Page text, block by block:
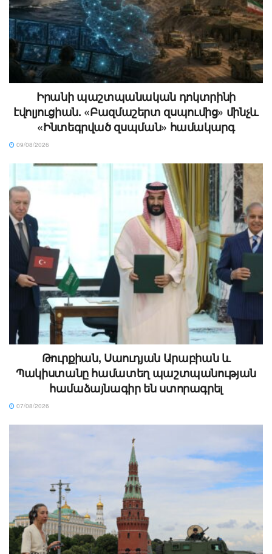
Իրանի պաշտպանական դոկտրինի
էվոլյուցիան. «Բազմաշերտ զսպումից» մինչև
«Ինտեգրված զսպման» համակարգ
09/08/2026
Թուրքիան, Սաուդյան Արաբիան և
Պակիստանը համատեղ պաշտպանության
համաձայնագիր են ստորագրել
07/08/2026